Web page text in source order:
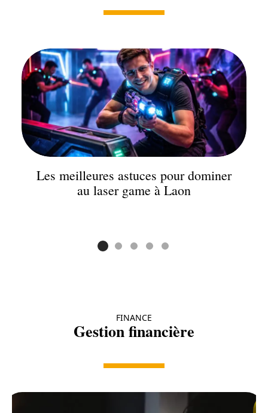
Les meilleures astuces pour dominer
au laser game à Laon
FINANCE
Gestion financière